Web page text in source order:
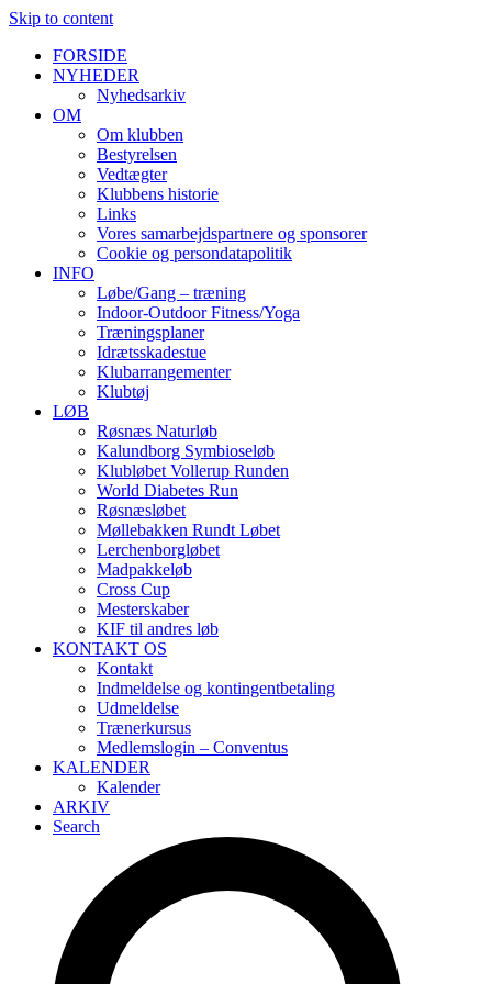
Skip to content
FORSIDE
NYHEDER
Nyhedsarkiv
OM
Om klubben
Bestyrelsen
Vedtægter
Klubbens historie
Links
Vores samarbejdspartnere og sponsorer
Cookie og persondatapolitik
INFO
Løbe/Gang – træning
Indoor-Outdoor Fitness/Yoga
Træningsplaner
Idrætsskadestue
Klubarrangementer
Klubtøj
LØB
Røsnæs Naturløb
Kalundborg Symbioseløb
Klubløbet Vollerup Runden
World Diabetes Run
Røsnæsløbet
Møllebakken Rundt Løbet
Lerchenborgløbet
Madpakkeløb
Cross Cup
Mesterskaber
KIF til andres løb
KONTAKT OS
Kontakt
Indmeldelse og kontingentbetaling
Udmeldelse
Trænerkursus
Medlemslogin – Conventus
KALENDER
Kalender
ARKIV
Search